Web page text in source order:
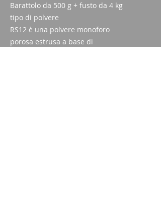
Barattolo da 500 g + fusto da 4 kg
tipo di polvere
RS12 è una polvere monoforo
porosa estrusa a base di